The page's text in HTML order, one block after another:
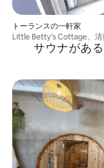
トーランスの一軒家
Little Betty's Cottage。清
サウナがあ